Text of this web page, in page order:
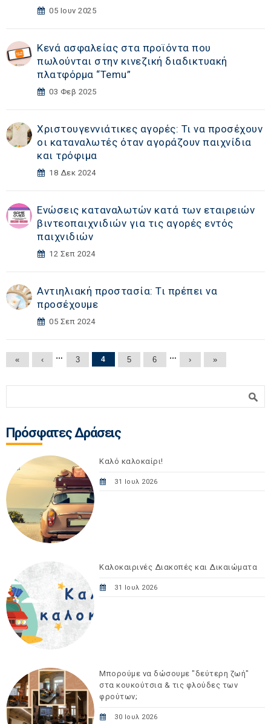
05 Ιουν 2025
Κενά ασφαλείας στα προϊόντα που
πωλούνται στην κινεζική διαδικτυακή
πλατφόρμα “Temu”
03 Φεβ 2025
Χριστουγεννιάτικες αγορές: Τι να προσέχουν
οι καταναλωτές όταν αγοράζουν παιχνίδια
και τρόφιμα
18 Δεκ 2024
Ενώσεις καταναλωτών κατά των εταιρειών
βιντεοπαιχνιδιών για τις αγορές εντός
παιχνιδιών
12 Σεπ 2024
Αντιηλιακή προστασία: Τι πρέπει να
προσέχουμε
05 Σεπ 2024
Σελίδες
« ‹ … 3 4 5 6 … › »
Πρόσφατες Δράσεις
Καλό καλοκαίρι!
31 Ιουλ 2026
Καλοκαιρινές Διακοπές και Δικαιώματα
31 Ιουλ 2026
Μπορούμε να δώσουμε "δεύτερη ζωή"
στα κουκούτσια & τις φλούδες των
φρούτων;
30 Ιουλ 2026